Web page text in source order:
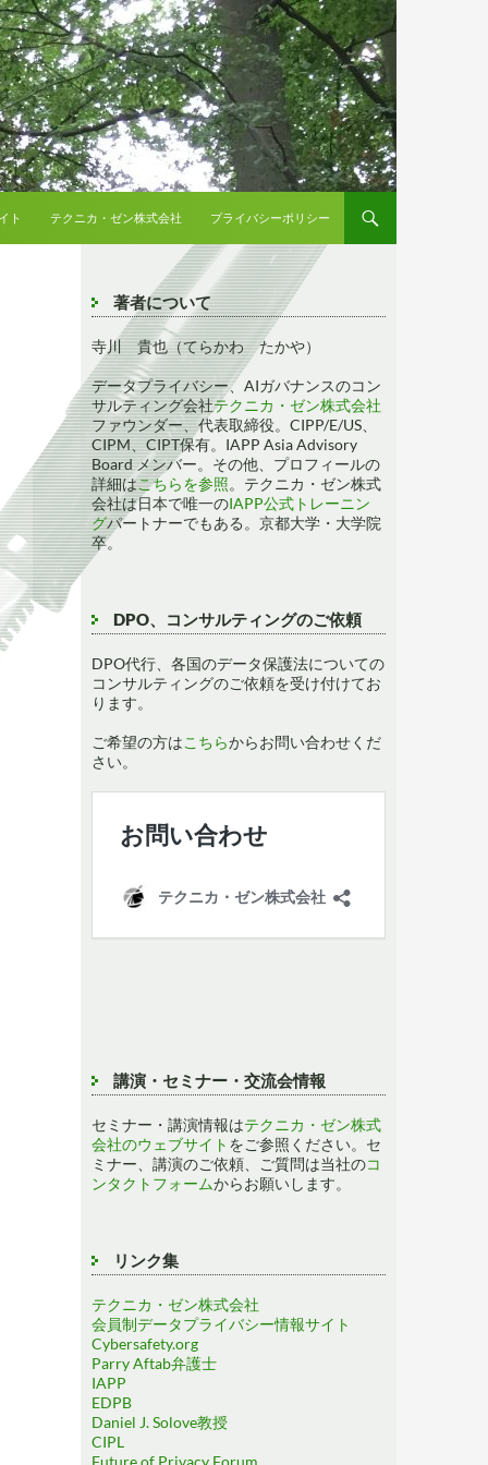
ト テクニカ・ゼン株式会社 プライバシーポリシー
著者について
寺川 貴也（てらかわ たかや）
データプライバシー、AIガバナンスのコン
サルティング会社テクニカ・ゼン株式会社
ファウンダー、代表取締役。CIPP/E/US、
CIPM、CIPT保有。IAPP Asia Advisory
Board メンバー。その他、プロフィールの
詳細はこちらを参照。テクニカ・ゼン株式
会社は日本で唯一のIAPP公式トレーニン
グパートナーでもある。京都大学・大学院
卒。
DPO、コンサルティングのご依頼
DPO代行、各国のデータ保護法についての
コンサルティングのご依頼を受け付けてお
ります。
ご希望の方はこちらからお問い合わせくだ
さい。
講演・セミナー・交流会情報
セミナー・講演情報はテクニカ・ゼン株式
会社のウェブサイト をご参照ください。セ
ミナー、講演のご依頼、ご質問は当社のコ
ンタクトフォームからお願いします。
リンク集
テクニカ・ゼン株式会社
会員制データプライバシー情報サイト
Cybersafety.org
Parry Aftab弁護士
IAPP
EDPB
Daniel J. Solove教授
CIPL
Future of Privacy Forum